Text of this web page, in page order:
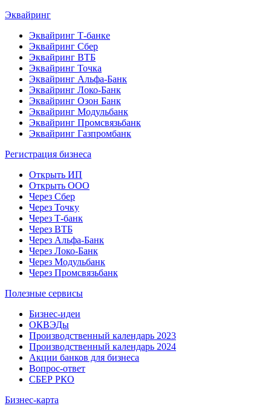
Эквайринг
Эквайринг Т-банке
Эквайринг Сбер
Эквайринг ВТБ
Эквайринг Точка
Эквайринг Альфа-Банк
Эквайринг Локо-Банк
Эквайринг Озон Банк
Эквайринг Модульбанк
Эквайринг Промсвязьбанк
Эквайринг Газпромбанк
Регистрация бизнеса
Открыть ИП
Открыть ООО
Через Сбер
Через Точку
Через Т-банк
Через ВТБ
Через Альфа-Банк
Через Локо-Банк
Через Модульбанк
Через Промсвязьбанк
Полезные сервисы
Бизнес-идеи
ОКВЭДы
Производственный календарь 2023
Производственный календарь 2024
Акции банков для бизнеса
Вопрос-ответ
СБЕР РКО
Бизнес-карта